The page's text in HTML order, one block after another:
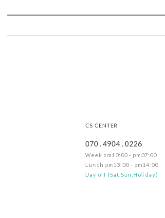
CS CENTER
070 . 4904 . 0226
Week am10:00 - pm07:00
Lunch pm13:00 - pm14:00
Day off (Sat,Sun,Holiday)